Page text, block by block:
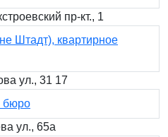
пр-кт., 1
Штадт), квартирное
ул., 31 17
бюро
ул., 65а